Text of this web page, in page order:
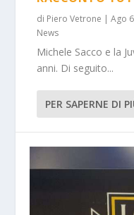
di Piero Vetrone |Ago
News
Michele Sacco e la
anni. Di seguito...
PER SAPERNE DI